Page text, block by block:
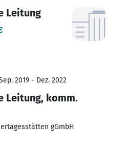
Leitung
2019 - Dez. 2022
Leitung, komm.
gGmbH